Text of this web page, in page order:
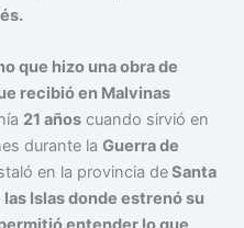
que hizo una obra de
recibió en Malvinas
21 años cuando sirvió en
durante laGuerra de
en la provincia deSanta
Islas donde estrenó su